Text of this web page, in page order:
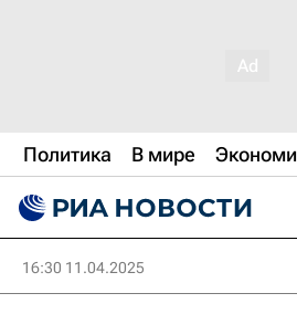
Политика В мире
16:30 11.04.2025